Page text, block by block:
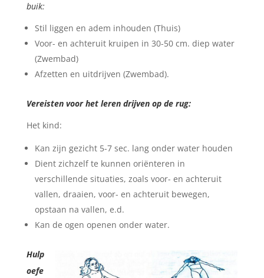
buik:
Stil liggen en adem inhouden (Thuis)
Voor- en achteruit kruipen in 30-50 cm. diep water
(Zwembad)
Afzetten en uitdrijven (Zwembad).
Vereisten voor het leren drijven op de rug:
Het kind:
Kan zijn gezicht 5-7 sec. lang onder water houden
Dient zichzelf te kunnen oriënteren in
verschillende situaties, zoals voor- en achteruit
vallen, draaien, voor- en achteruit bewegen,
opstaan na vallen, e.d.
Kan de ogen openen onder water.
Hulp
oefe